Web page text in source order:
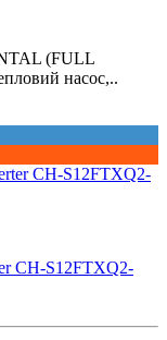
(FULL
насос,..
CH-S12FTXQ2-